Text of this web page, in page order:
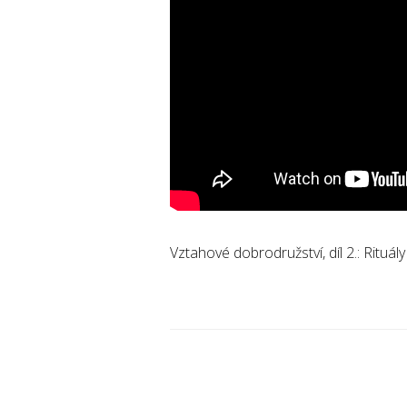
Vztahové dobrodružství, díl 2.: Rituály